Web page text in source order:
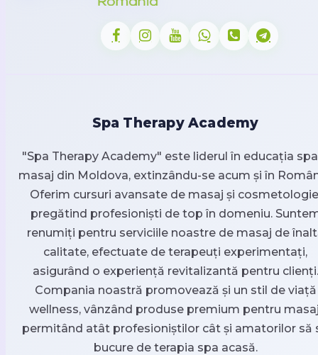
Spa Therapy Academy
"Spa Therapy Academy" este liderul în educația
masaj din Moldova, extinzându-se acum și în
Oferim cursuri avansate de masaj și
pregătind profesioniști de top în domeniu.
renumiți pentru serviciile noastre de masaj de
calitate, efectuate de terapeuți experimentați,
asigurând o experiență revitalizantă pentru clienți.
Compania noastră promovează și un stil de viață
wellness, vânzând produse premium pentru
permitând atât profesioniștilor cât și amatorilor să
bucure de terapia spa acasă.